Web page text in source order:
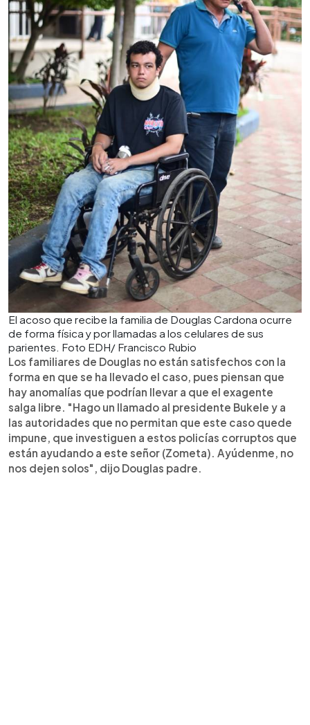
El acoso que recibe la familia de Douglas Cardona ocurre
de forma física y por llamadas a los celulares de sus
parientes. Foto EDH/ Francisco Rubio
Los familiares de Douglas no están satisfechos con la
forma en que se ha llevado el caso, pues piensan que
hay anomalías que podrían llevar a que el exagente
salga libre. "Hago un llamado al presidente Bukele y a
las autoridades que no permitan que este caso quede
impune, que investiguen a estos policías corruptos que
están ayudando a este señor (Zometa). Ayúdenme, no
nos dejen solos", dijo Douglas padre.